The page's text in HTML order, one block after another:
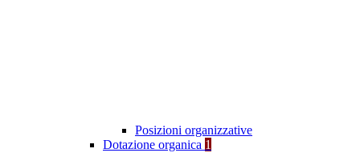
Posizioni organizzative
Dotazione organica 1